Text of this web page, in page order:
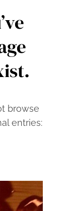
browse
entries: